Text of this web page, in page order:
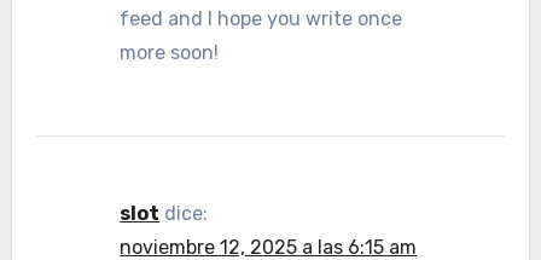
feed and I hope you write once
more soon!
slot dice:
noviembre 12, 2025 a las 6:15 am